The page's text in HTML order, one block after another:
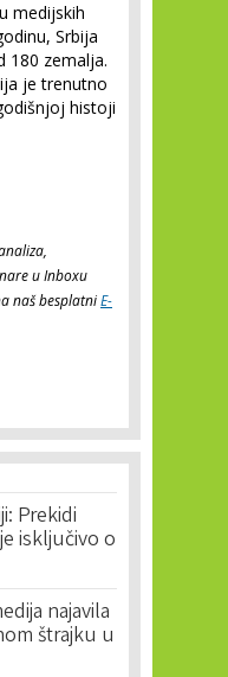
medijskih
Srbija
180 zemalja.
je trenutno
histoji
u Inboxu
naš besplatniE-
Prekidi
isključivo o
najavila
štrajku u